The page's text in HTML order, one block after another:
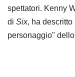
spettatori. Kenny
di Six, ha
personaggio"